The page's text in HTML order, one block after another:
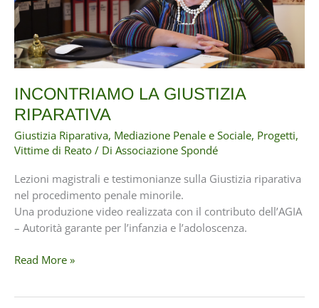
INCONTRIAMO LA GIUSTIZIA
RIPARATIVA
Giustizia Riparativa, Mediazione Penale e Sociale, Progetti,
Vittime di Reato / Di Associazione Spondé
Lezioni magistrali e testimonianze sulla Giustizia riparativa
nel procedimento penale minorile.
Una produzione video realizzata con il contributo dell’AGIA
– Autorità garante per l’infanzia e l’adoloscenza.
INCONTRIAMO
Read More »